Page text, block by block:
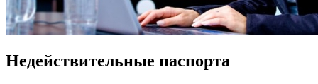
Недействительные паспорта